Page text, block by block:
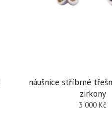
náušnice stříbrné
zirkony
3 000Kč